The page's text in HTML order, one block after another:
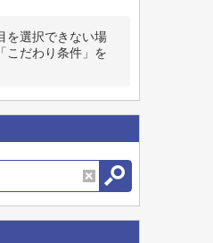
を選択できない場
こだわり条件」を